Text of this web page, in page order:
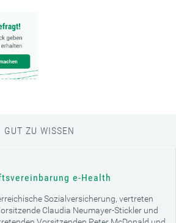
GUT ZU WISSEN
e-Health
Sozialversicherung, vertreten
Claudia Neumayer-Stickler und